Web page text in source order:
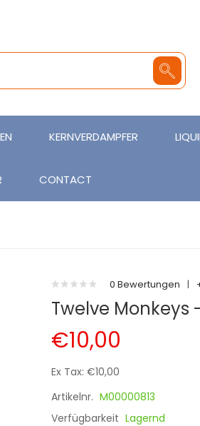
KERNVERDAMPFER
CONTACT
0 Bewertungen |
Twelve Monkeys
€10,00
Ex Tax: €10,00
Artikelnr. M00000813
Verfügbarkeit Lagernd